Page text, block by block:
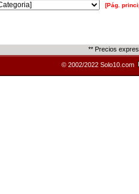
[Pág.
** Precios
© 2002/2022 Solo10.com